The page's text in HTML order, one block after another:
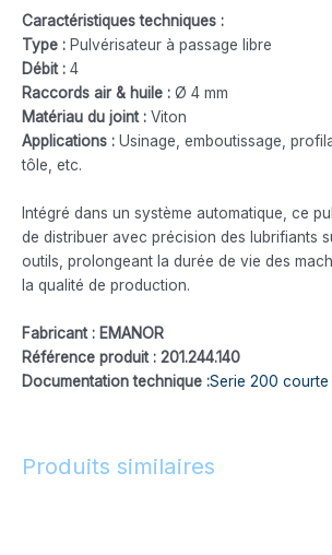
Caractéristiques techniques :
Type : Pulvérisateur à passage libre
Débit : 4
Raccords air & huile : Ø 4 mm
Matériau du joint : Viton
Applications : Usinage, emboutissage,
tôle, etc.
Intégré dans un système automatique, ce
de distribuer avec précision des lubrifiants
outils, prolongeant la durée de vie des
la qualité de production.
Fabricant : EMANOR
Référence produit : 201.244.140
Documentation technique :Serie 200 courte
Produits similaires